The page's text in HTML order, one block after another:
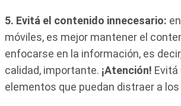
5. Evitá el contenido innecesario:
móviles, es mejor mantener el
enfocarse en la información, es
calidad, importante. ¡Atención!
elementos que puedan distraer a